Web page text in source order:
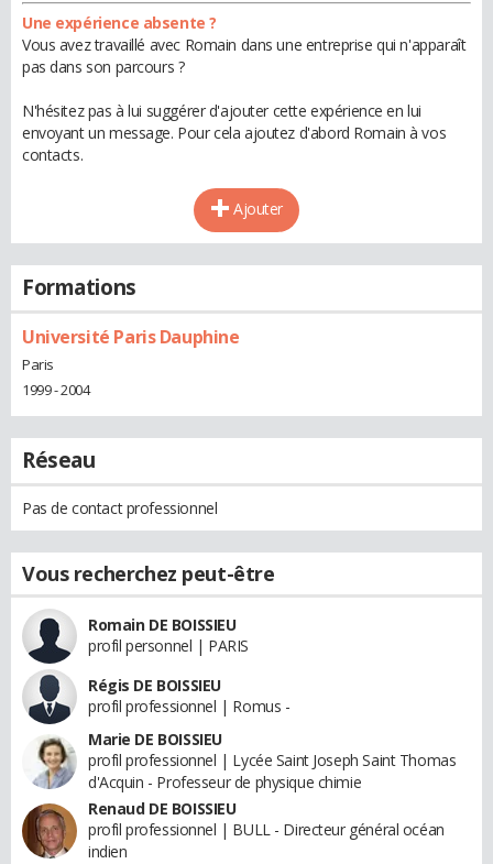
Une expérience absente ?
Vous avez travaillé avec Romain dans une entreprise qui n'apparaît
pas dans son parcours ?
N'hésitez pas à lui suggérer d'ajouter cette expérience en lui
envoyant un message. Pour cela ajoutez d'abord Romain à vos
contacts.
Ajouter
Formations
Université Paris Dauphine
Paris
1999 - 2004
Réseau
Pas de contact professionnel
Vous recherchez peut-être
Romain DE BOISSIEU
profil personnel | PARIS
Régis DE BOISSIEU
profil professionnel | Romus -
Marie DE BOISSIEU
profil professionnel | Lycée Saint Joseph Saint Thomas
d'Acquin - Professeur de physique chimie
Renaud DE BOISSIEU
profil professionnel | BULL - Directeur général océan
indien